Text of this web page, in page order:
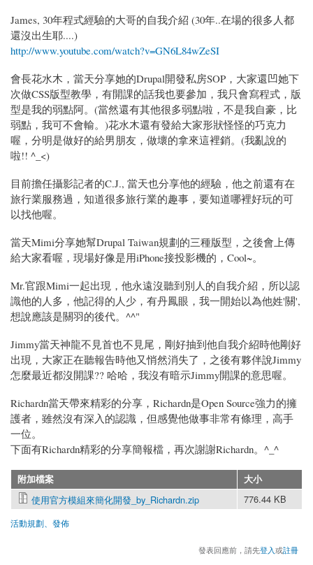
James, 30年程式經驗的大哥的自我介紹 (30年..在場的很多人都
還沒出生耶....)
http://www.youtube.com/watch?v=GN6L84wZeSI
會長花水木，當天分享她的Drupal開發私房SOP，大家還凹她下
次做CSS版型教學，有開課的話我也要參加，我只會寫程式，版
型是我的弱點阿。(當然還有其他很多弱點啦，不是我自豪，比
弱點，我可不會輸。)花水木還有發給大家形狀怪怪的巧克力
喔，分明是做好的給男朋友，做壞的拿來這裡銷。(我亂說的
啦!! ^_<)
目前擔任攝影記者的C.J., 當天也分享他的經驗，他之前還有在
旅行業服務過，知道很多旅行業的趣事，要知道哪裡好玩的可
以找他喔。
當天Mimi分享她幫Drupal Taiwan規劃的三種版型，之後會上傳
給大家看喔，現場好像是用iPhone接投影機的，Cool~。
Mr.官跟Mimi一起出現，他永遠沒聽到別人的自我介紹，所以認
識他的人多，他記得的人少，有丹鳳眼，我一開始以為他姓'關',
想說應該是關羽的後代。^^"
Jimmy當天神龍不見首也不見尾，剛好抽到他自我介紹時他剛好
出現，大家正在聽報告時他又悄然消失了，之後有夥伴說Jimmy
怎麼最近都沒開課?? 哈哈，我沒有暗示Jimmy開課的意思喔。
Richardn當天帶來精彩的分享，Richardn是Open Source強力的擁
護者，雖然沒有深入的認識，但感覺他做事非常有條理，高手
一位。
下面有Richardn精彩的分享簡報檔，再次謝謝Richardn。^_^
附加檔案 大小
使用官方模組來簡化開發_by_Richardn.zip 776.44 KB
活動規劃、發佈
發表回應前，請先登入或註冊